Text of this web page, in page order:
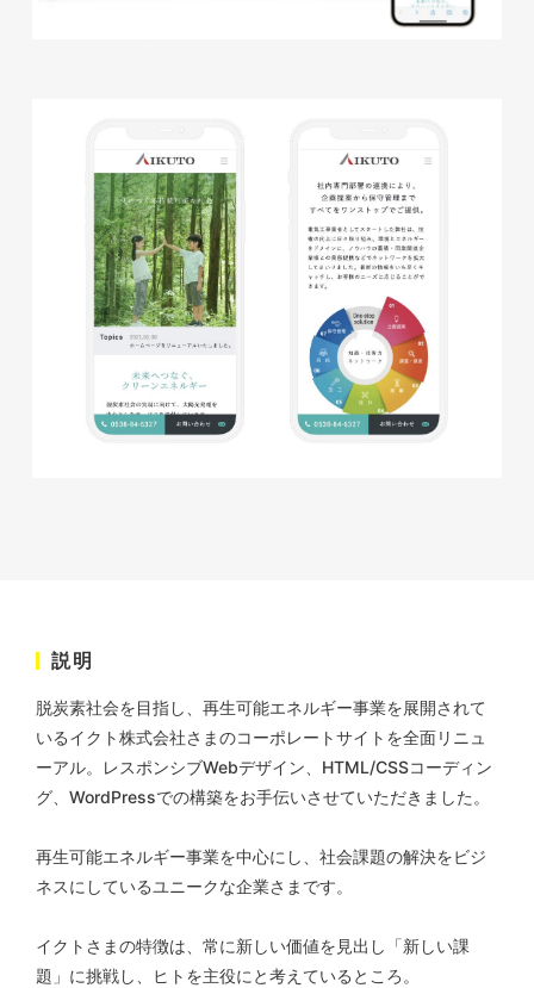
#メーカー・製造業・工業・インフ
#HTML/CSSコーディング
#レスポンシブWebデザイン
杉野屋様 立春大福チラシ
印刷物 #食品・飲食
ヒーパッケージ
ノベルティ
#産業廃棄物処理業
説明
脱炭素社会を目指し、再生可能エネルギー事業を展開されて
いるイクト株式会社さまのコーポレートサイトを全面リニュ
ーアル。レスポンシブWebデザイン、HTML/CSSコーディン
グ、WordPressでの構築をお手伝いさせていただきました。
再生可能エネルギー事業を中心にし、社会課題の解決をビジ
ネスにしているユニークな企業さまです。
イクトさまの特徴は、常に新しい価値を見出し「新しい課
題」に挑戦し、ヒトを主役にと考えているところ。